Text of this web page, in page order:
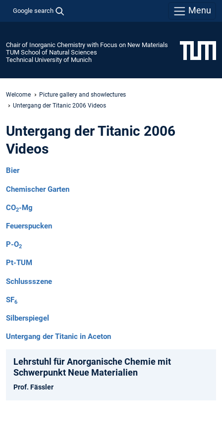
Google search Menu
Chair of Inorganic Chemistry with Focus on New Materials
TUM School of Natural Sciences
Technical University of Munich
Welcome
Picture gallery and showlectures
Untergang der Titanic 2006 Videos
Untergang der Titanic 2006
Videos
Bier
Chemischer Garten
CO2-Mg
Feuerspucken
P-O2
Pt-TUM
Schlussszene
SF6
Silberspiegel
Untergang der Titanic in Aceton
Lehrstuhl für Anorganische Chemie mit
Schwerpunkt Neue Materialien
Prof. Fässler